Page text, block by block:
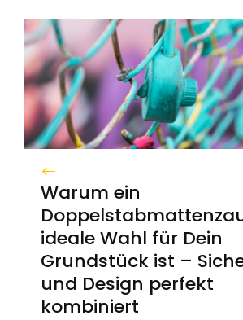
Warum ein
ideale Wahl für Dein
Grundstück ist –
und Design perfekt
kombiniert